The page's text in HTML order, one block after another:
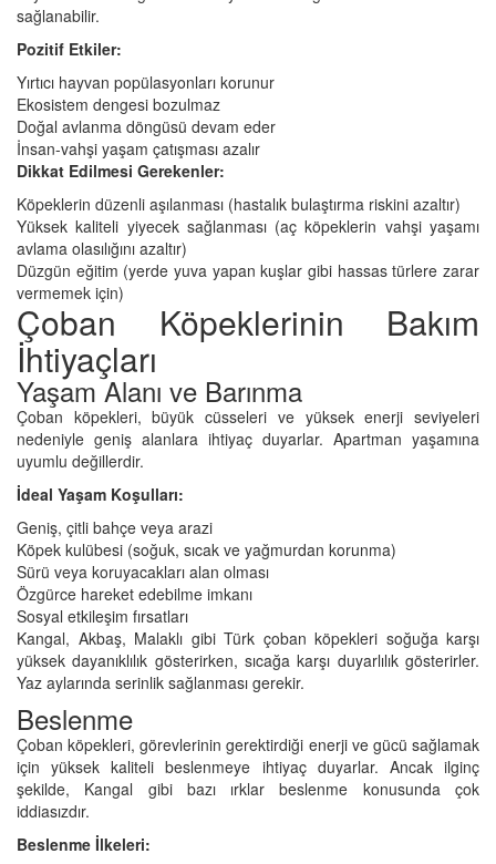
sağlanabilir.
Pozitif Etkiler:
Yırtıcı hayvan popülasyonları korunur
Ekosistem dengesi bozulmaz
Doğal avlanma döngüsü devam eder
İnsan-vahşi yaşam çatışması azalır
Dikkat Edilmesi Gerekenler:
Köpeklerin düzenli aşılanması (hastalık bulaştırma riskini azaltır)
Yüksek kaliteli yiyecek sağlanması (aç köpeklerin vahşi yaşamı
avlama olasılığını azaltır)
Düzgün eğitim (yerde yuva yapan kuşlar gibi hassas türlere zarar
vermemek için)
Çoban Köpeklerinin Bakım
İhtiyaçları
Yaşam Alanı ve Barınma
Çoban köpekleri, büyük cüsseleri ve yüksek enerji seviyeleri
nedeniyle geniş alanlara ihtiyaç duyarlar. Apartman yaşamına
uyumlu değillerdir.
İdeal Yaşam Koşulları:
Geniş, çitli bahçe veya arazi
Köpek kulübesi (soğuk, sıcak ve yağmurdan korunma)
Sürü veya koruyacakları alan olması
Özgürce hareket edebilme imkanı
Sosyal etkileşim fırsatları
Kangal, Akbaş, Malaklı gibi Türk çoban köpekleri soğuğa karşı
yüksek dayanıklılık gösterirken, sıcağa karşı duyarlılık gösterirler.
Yaz aylarında serinlik sağlanması gerekir.
Beslenme
Çoban köpekleri, görevlerinin gerektirdiği enerji ve gücü sağlamak
için yüksek kaliteli beslenmeye ihtiyaç duyarlar. Ancak ilginç
şekilde, Kangal gibi bazı ırklar beslenme konusunda çok
iddiasızdır.
Beslenme İlkeleri: